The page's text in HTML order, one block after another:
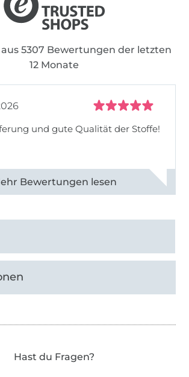
und nach drei Freundinnen
konnte.
aus 5307 Bewertungen der letzten
12 Monate
und gute Qualität der Stoffe!
Bewertungen ansehen
Hast du Fragen?